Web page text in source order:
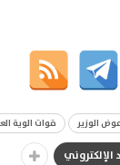
عوض الوزير قوات الوية
الإلكتروني